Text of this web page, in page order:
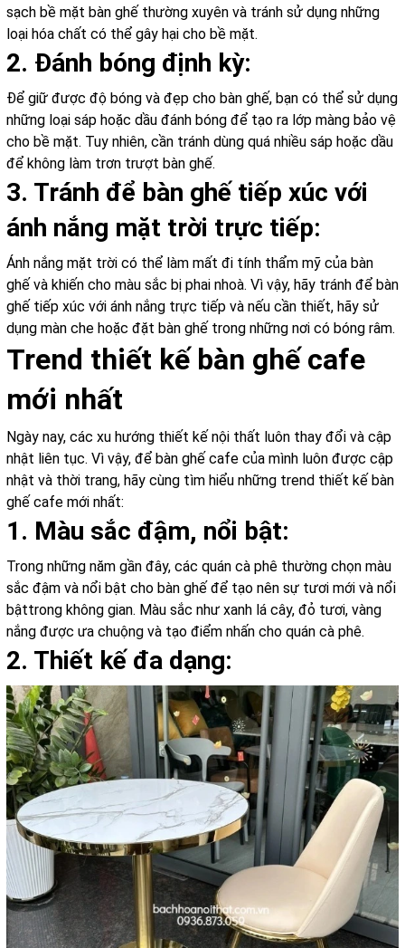
sạch bề mặt bàn ghế thường xuyên và tránh sử dụng những
loại hóa chất có thể gây hại cho bề mặt.
2. Đánh bóng định kỳ:
Để giữ được độ bóng và đẹp cho bàn ghế, bạn có thể sử dụng
những loại sáp hoặc dầu đánh bóng để tạo ra lớp màng bảo vệ
cho bề mặt. Tuy nhiên, cần tránh dùng quá nhiều sáp hoặc dầu
để không làm trơn trượt bàn ghế.
3. Tránh để bàn ghế tiếp xúc với
ánh nắng mặt trời trực tiếp:
Ánh nắng mặt trời có thể làm mất đi tính thẩm mỹ của bàn
ghế và khiến cho màu sắc bị phai nhoà. Vì vậy, hãy tránh để bàn
ghế tiếp xúc với ánh nắng trực tiếp và nếu cần thiết, hãy sử
dụng màn che hoặc đặt bàn ghế trong những nơi có bóng râm.
Trend thiết kế bàn ghế cafe
mới nhất
Ngày nay, các xu hướng thiết kế nội thất luôn thay đổi và cập
nhật liên tục. Vì vậy, để bàn ghế cafe của mình luôn được cập
nhật và thời trang, hãy cùng tìm hiểu những trend thiết kế bàn
ghế cafe mới nhất:
1. Màu sắc đậm, nổi bật:
Trong những năm gần đây, các quán cà phê thường chọn màu
sắc đậm và nổi bật cho bàn ghế để tạo nên sự tươi mới và nổi
bậttrong không gian. Màu sắc như xanh lá cây, đỏ tươi, vàng
nắng được ưa chuộng và tạo điểm nhấn cho quán cà phê.
2. Thiết kế đa dạng: